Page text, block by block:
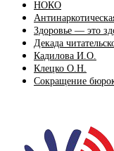
НОКО
Здоровье — это
Декада
Кадилова И.О.
Клецко О.Н.
Сокращение